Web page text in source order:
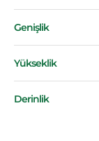
Genişlik
Yükseklik
Derinlik